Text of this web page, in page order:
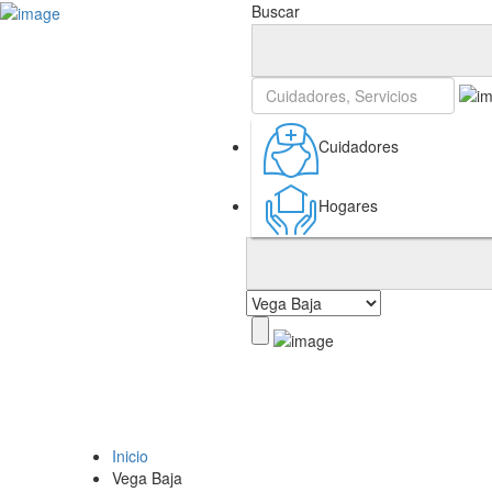
Inicia Sesión
Buscar
Cuidadores
Hogares
Inicio
Vega Baja